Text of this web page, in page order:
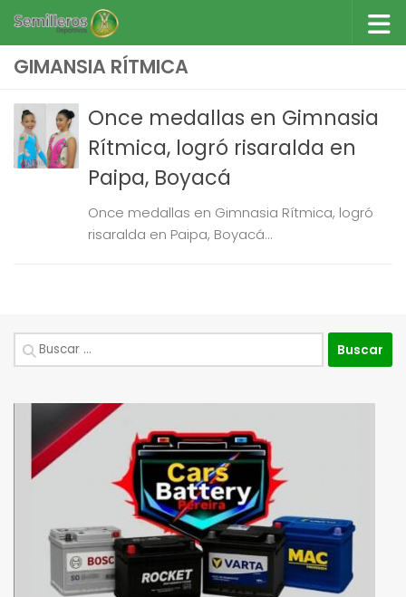
Saltar al contenido
GIMANSIA RÍTMICA
Once medallas en Gimnasia
Rítmica, logró risaralda en
Paipa, Boyacá
Once medallas en Gimnasia Rítmica, logró
risaralda en Paipa, Boyacá...
Buscar: